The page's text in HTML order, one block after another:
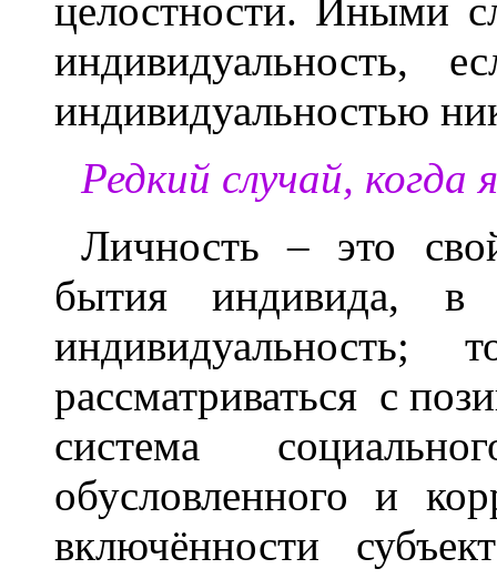
целостности. Иными
индивидуальность,
индивидуальностью
Редкий случай, когда
Личность – это
бытия индивида, в
рассматриваться с
система
обусловленного и
включённости